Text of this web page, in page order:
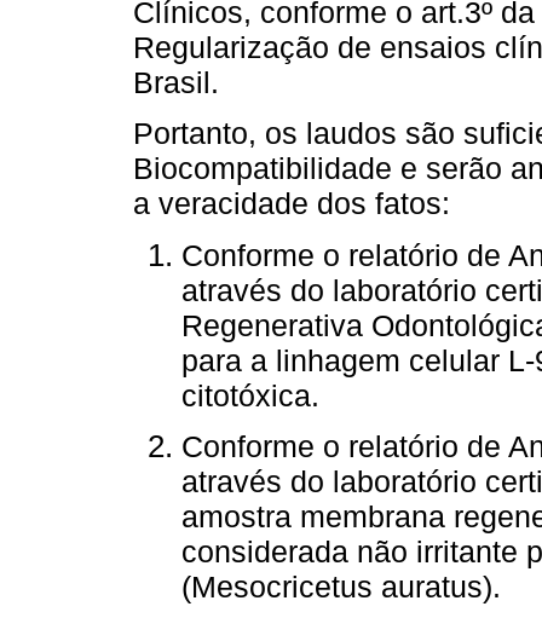
Clínicos, conforme o art.3º
Regularização de ensaios
Brasil.
Portanto, os laudos são
Biocompatibilidade e serão
a veracidade dos fatos:
Conforme o relatório de
através do laboratório
Regenerativa
para a linhagem celular
citotóxica.
Conforme o relatório de
através do laboratório
amostra membrana
considerada não irritante
(Mesocricetus auratus).